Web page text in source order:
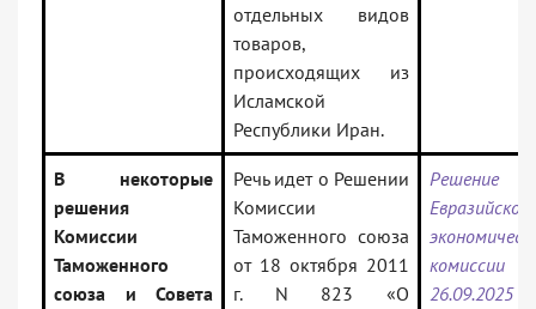
отдельных видов
товаров,
происходящих из
Исламской
Республики Иран.
В некоторые
решения
Комиссии
Таможенного
союза и Совета
Речь идет о Решении
Комиссии
Таможенного союза
от 18 октября 2011
г. N 823 «О
Решение
Евразийской
26.09.2025 N